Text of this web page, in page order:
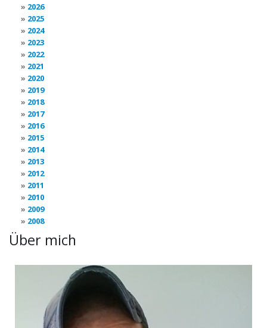
2026
2025
2024
2023
2022
2021
2020
2019
2018
2017
2016
2015
2014
2013
2012
2011
2010
2009
2008
Über mich